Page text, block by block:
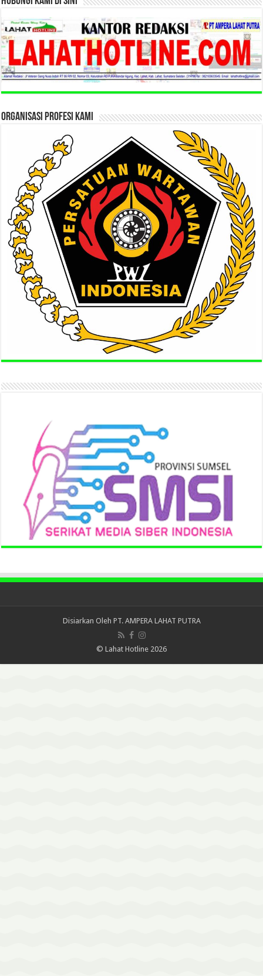
ORGANISASI PROFESI KAMI
Disiarkan Oleh PT. AMPERA LAHAT PUTRA
© Lahat Hotline 2026